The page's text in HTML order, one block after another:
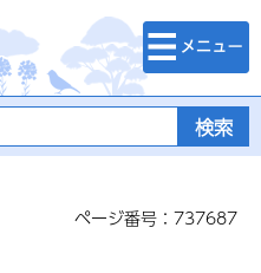
検索・メニュ
ー
ページ番号：737687